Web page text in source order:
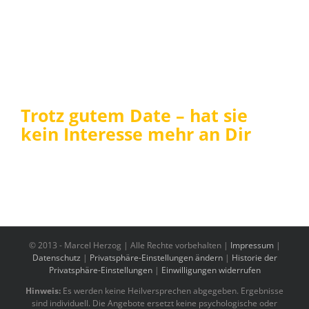
Trotz gutem Date – hat sie
kein Interesse mehr an Dir
© 2013 - Marcel Herzog | Alle Rechte vorbehalten | Impressum |
Datenschutz | Privatsphäre-Einstellungen ändern| Historie der
Privatsphäre-Einstellungen| Einwilligungen widerrufen
Hinweis: Es werden keine Heilversprechen abgegeben. Ergebnisse
sind individuell. Die Angebote ersetzt keine psychologische oder